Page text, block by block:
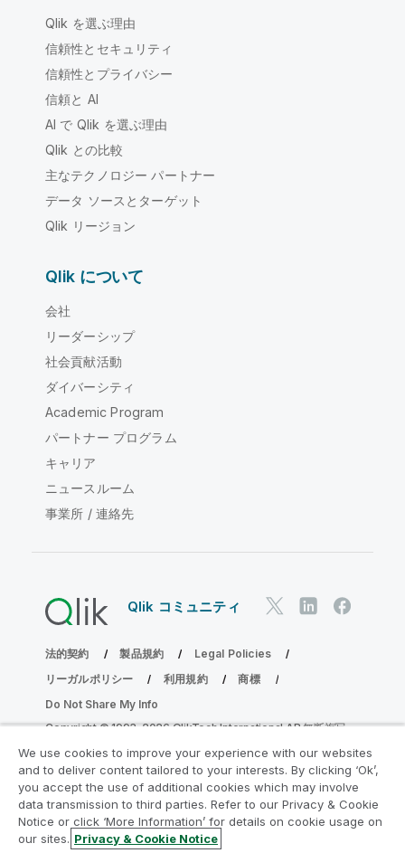
Qlik を選ぶ理由
信頼性とセキュリティ
信頼性とプライバシー
信頼と AI
AI で Qlik を選ぶ理由
Qlik との比較
主なテクノロジー パートナー
データ ソースとターゲット
Qlik リージョン
Qlik について
会社
リーダーシップ
社会貢献活動
ダイバーシティ
Academic Program
パートナー プログラム
キャリア
ニュースルーム
事業所 / 連絡先
Qlik コミュニティ
法的契約 製品規約
Legal Policies
リーガルポリシー
利用規約
商標
Do Not Share My Info
Copyright © 1993-2026 QlikTech International AB.無断複写・
分析の近代化プログラムに参加する
分析最新化プログラムにより、重要な QlikView app を危険
We use cookies to improve your experience with our websites
and to deliver content tailored to your interests. By clicking ‘Ok’,
you accept the use of additional cookies which may involve
data transmission to third parties. Refer to our Privacy & Cookie
Notice or click ‘More Information’ for details on cookie usage on
our sites. Privacy & Cookie Notice